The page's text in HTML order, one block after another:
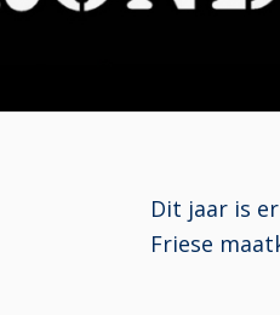
Dit jaar is
Friese